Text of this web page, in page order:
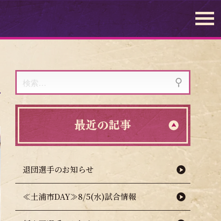
索:
最近の記事
退団選手のお知らせ
≪土浦市DAY≫8/5(水)試合情報